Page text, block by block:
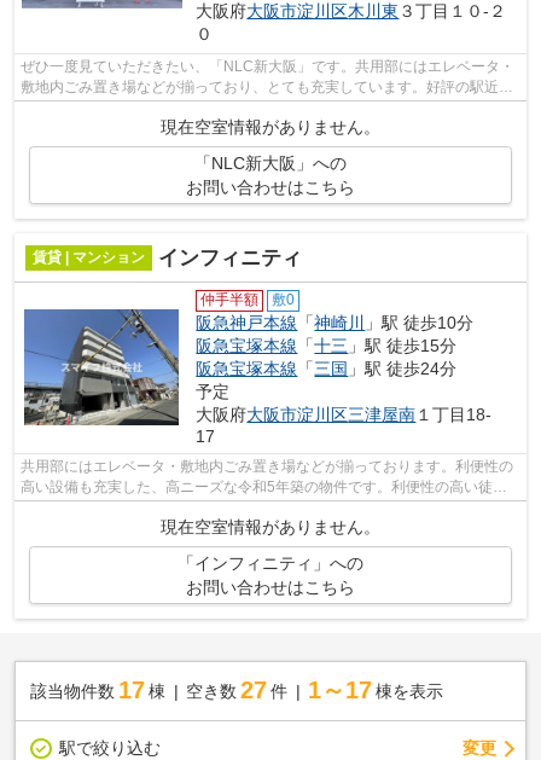
大阪府大阪市淀川区木川東 ３丁目１０-２
０
ぜひ一度見ていただきたい、「NLC新大阪」です。共用部にはエレベータ・
敷地内ごみ置き場などが揃っており、とても充実しています。好評の駅近物
現在空室情報がありません。
「NLC新大阪」への
お問い合わせはこちら
賃貸 | マンション インフィニティ
仲手半額 敷0
阪急神戸本線 「神崎川
」駅 徒歩10分
阪急宝塚本線 「十三 」駅 徒歩15分
阪急宝塚本線 「三国 」駅 徒歩24分
予定
大阪府大阪市淀川区三津屋南 １丁目18-
17
共用部にはエレベータ・敷地内ごみ置き場などが揃っております。利便性の
高い設備も充実した、高ニーズな令和5年築の物件です。利便性の高い徒歩
10分の物件です。通風システムが整った...
現在空室情報がありません。
「インフィニティ」への
お問い合わせはこちら
該当物件数 17棟 空き数 27 件 1～17 棟を表示
駅で絞り込む 変更